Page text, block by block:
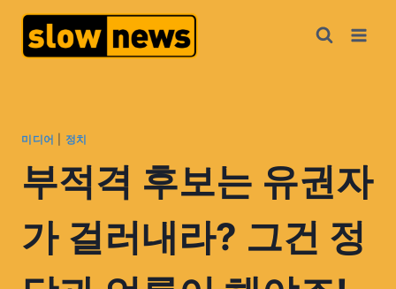
미디어 정치
부적격 후보는 유권자
가 걸러내라? 그건 정